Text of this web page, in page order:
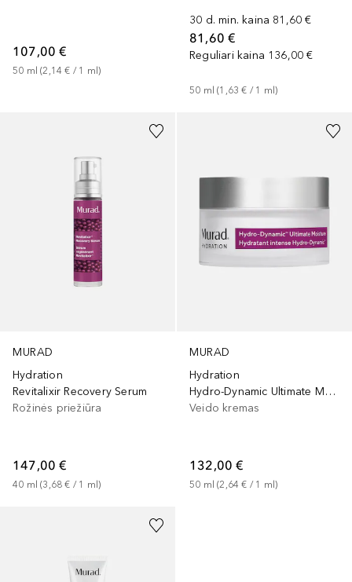
107,00 €
50 ml (2,14 € / 1 ml)
30 d. min. kaina 81,60 €
81,60 €
Reguliari kaina 136,00 €
50 ml (1,63 € / 1 ml)
MURAD
Hydration
Revitalixir Recovery Serum
Rožinės priežiūra
147,00 €
40 ml (3,68 € / 1 ml)
MURAD
Hydration
Hydro-Dynamic Ultimate Moisture
Veido kremas
132,00 €
50 ml (2,64 € / 1 ml)